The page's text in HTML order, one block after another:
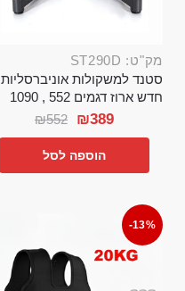
מק"ט: ST290D
סטנד למשקולות אוניברסליות
חדש ארוז דגמים 552 , 1090
₪552 ₪389
הוספה לסל
-13%